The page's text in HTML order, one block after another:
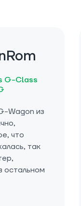
G-Class
Wagon из
что
так
остальном